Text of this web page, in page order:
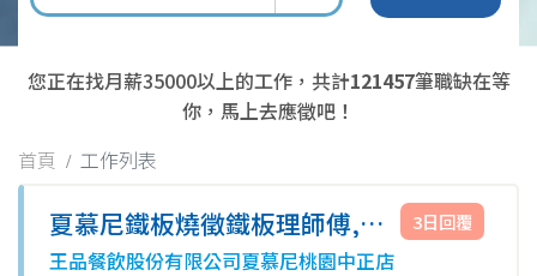
您正在找月薪35000以上的工作，共計121457筆職缺在等
你，馬上去應徵吧！
首頁
工作列表
夏慕尼鐵板燒徵鐵板理師傅,待
遇佳,發展好
王品餐飲股份有限公司夏慕尼桃園中正店
3日回覆